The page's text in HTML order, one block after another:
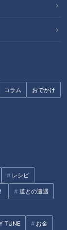
コラム おでかけ
レシピ
道との遭遇
TUNE お金
門店の『らーめ
会社のお店なの
に仕入れること